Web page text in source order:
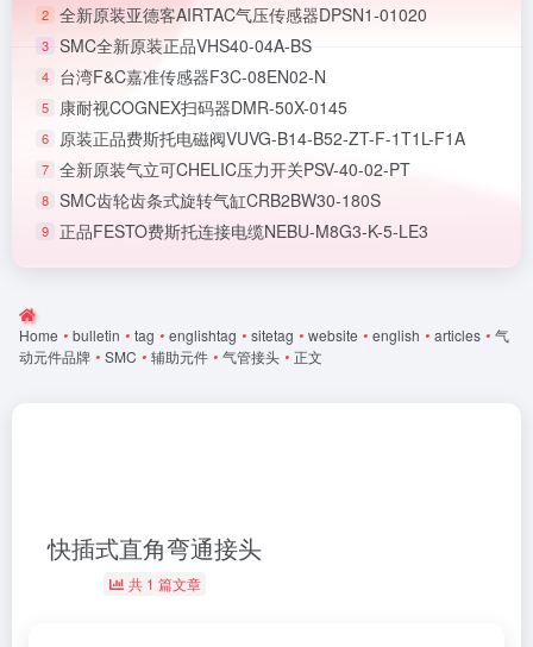
2 全新原装亚德客AIRTAC气压传感器DPSN1-01020
3 SMC全新原装正品VHS40-04A-BS
4 台湾F&C嘉准传感器F3C-08EN02-N
5 康耐视COGNEX扫码器DMR-50X-0145
6 原装正品费斯托电磁阀VUVG-B14-B52-ZT-F-1T1L-F1A
7 全新原装气立可CHELIC压力开关PSV-40-02-PT
8 SMC齿轮齿条式旋转气缸CRB2BW30-180S
9 正品FESTO费斯托连接电缆NEBU-M8G3-K-5-LE3
Home • bulletin • tag • englishtag • sitetag • website • english • articles • 气
动元件品牌 • SMC • 辅助元件 • 气管接头 • 正文
快插式直角弯通接头
共 1 篇文章